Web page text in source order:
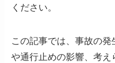
ください。
この記事では、事故の
や通行止めの影響、考